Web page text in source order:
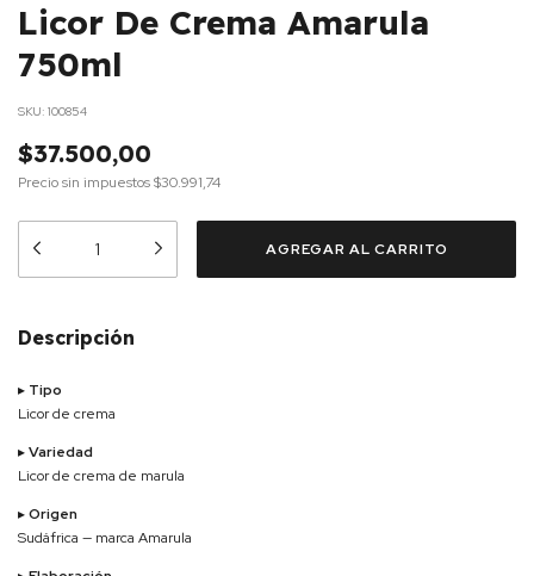
Licor De Crema Amarula
750ml
SKU: 100854
$37.500,00
Precio sin impuestos$30.991,74
Descripción
▸ Tipo
Licor de crema
▸Variedad
Licor de crema de marula
▸Origen
Sudáfrica — marca Amarula